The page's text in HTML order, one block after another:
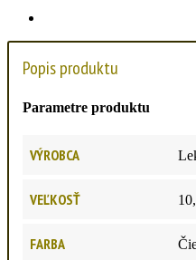
Popis produktu
Parametre produktu
VÝROBCA
VEĽKOSŤ
FARBA